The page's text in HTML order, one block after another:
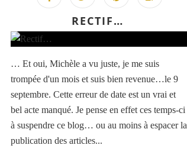
RECTIF…
… Et oui, Michèle a vu juste, je me suis
trompée d'un mois et suis bien revenue…le 9
septembre. Cette erreur de date est un vrai et
bel acte manqué. Je pense en effet ces temps-ci
à suspendre ce blog… ou au moins à espacer la
publication des articles...